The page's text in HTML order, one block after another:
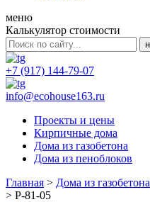
меню
Калькулятор стоимости
+7 (917) 144-79-07
info@ecohouse163.ru
Проекты и цены
Кирпичные дома
Дома из газобетона
Дома из пеноблоков
Главная > Дома из газобетона
> Р-81-05